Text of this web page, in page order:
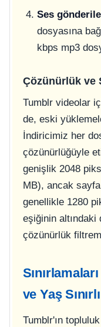
Ses
dosyasına
kbps mp3
Çözünürlük ve
Tumblr videolar
de, eski
İndiricimiz her
çözünürlüğüyle
genişlik 2048
MB), ancak
genellikle 1280
eşiğinin altındaki
çözünürlük
ve Yaş
Tumblr'ın